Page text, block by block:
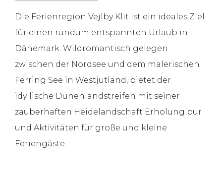
Die Ferienregion Vejlby Klit ist ein ideales Ziel
für einen rundum entspannten Urlaub in
Dänemark. Wildromantisch gelegen
zwischen der Nordsee und dem malerischen
Ferring See in Westjütland, bietet der
idyllische Dünenlandstreifen mit seiner
zauberhaften Heidelandschaft Erholung pur
und Aktivitäten für große und kleine
Feriengäste.